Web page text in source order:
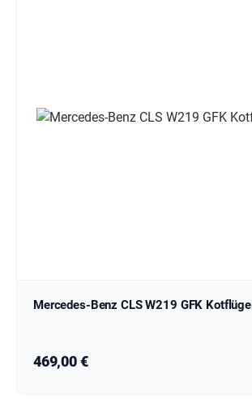
Mercedes-Benz CLS W219 GFK Kotflügel
Regulärer Preis:
469,00 €